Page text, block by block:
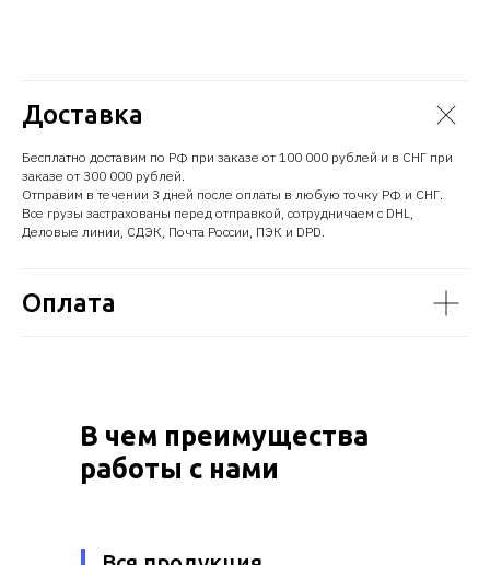
Доставка
Бесплатно доставим по РФ при заказе от 100 000 рублей и в СНГ при
заказе от 300 000 рублей.
Отправим в течении 3 дней после оплаты в любую точку РФ и СНГ.
Все грузы застрахованы перед отправкой, сотрудничаем с DHL,
Деловые линии, СДЭК, Почта России, ПЭК и DPD.
Оплата
В чем преимущества
работы с нами